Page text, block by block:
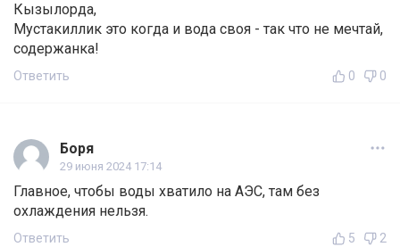
Кызылорда,
Мустакиллик это когда и вода своя - так что не мечтай,
содержанка!
Ответить 0 0
Боря
29 июня 2024 17:14
Главное, чтобы воды хватило на АЭС, там без
охлаждения нельзя.
Ответить 5 2